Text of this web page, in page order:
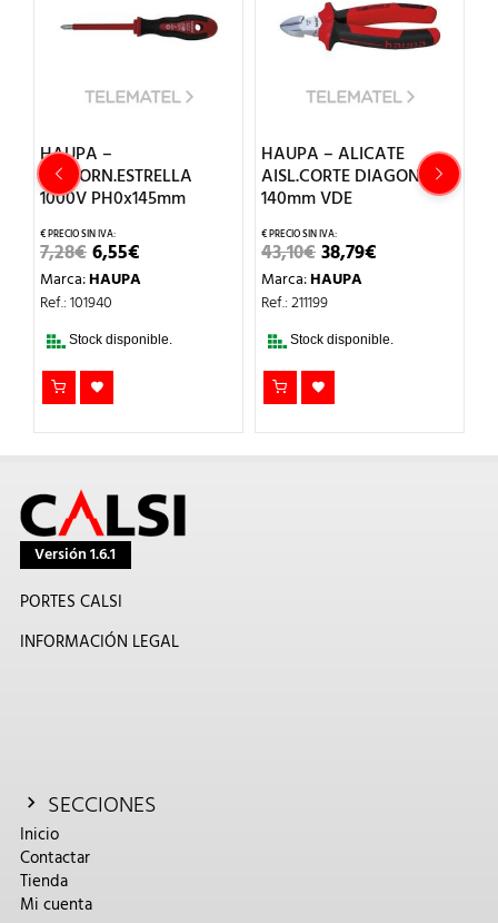
HAUPA –
DESTORN.ESTRELLA
1000V PH0x145mm
7,28€EL
PRECIO
ORIGINAL
ERA:
6,55€
ACTUAL
Marca:HAUPA
Ref.: 101940
Stock disponible.
HAUPA – ALICATE
AISL.CORTE DIAGONAL
140mm VDE
43,10€EL
PRECIO
ORIGINAL
ERA:
38,79€
Marca:HAUPA
Ref.: 211199
Stock disponible.
Versión 1.6.1
PORTES CALSI
INFORMACIÓN LEGAL
SECCIONES
Inicio
Contactar
Tienda
Mi cuenta